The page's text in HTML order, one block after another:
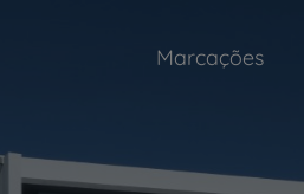
Marcações